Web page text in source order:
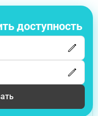
доступность